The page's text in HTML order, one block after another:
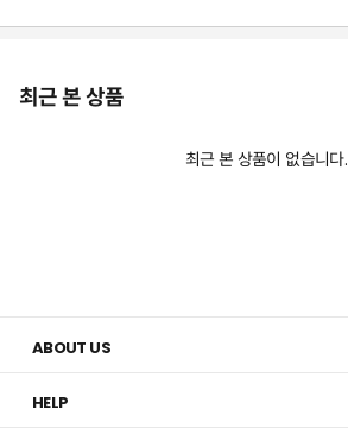
최근 본 상품
최근 본 상품이 없습니다.
ABOUT US
HELP